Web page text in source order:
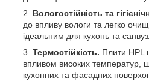
Вологостійність та
до впливу вологи та легко
ідеальним для кухонь та
Термостійкість. Плити HPL
впливом високих температур,
кухонних та фасадних